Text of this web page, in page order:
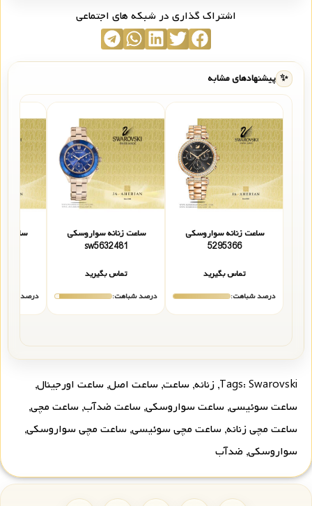
اشتراک گذاری در شبکه های اجتماعی
✨ پیشنهادهای مشابه
ساعت زنانه سواروسکی
5295366
تماس بگیرید
درصد شباهت:
ساعت زنانه سواروسکی
sw5632481
تماس بگیرید
درصد شباهت:
ساعت
درصد
Tags: Swarovski
, زنانه, ساعت, ساعت اصل, ساعت اورجینال,
ساعت سوئیسی, ساعت سواروسکی, ساعت ضدآب, ساعت مچی,
ساعت مچی زنانه, ساعت مچی سوئیسی, ساعت مچی سواروسکی,
سواروسکی, ضدآب